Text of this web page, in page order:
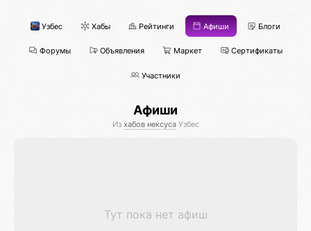
Узбес Хабы Рейтинги Афиши Блоги
Форумы Объявления Маркет Сертификаты
Участники
Афиши
Из хабов нексусаУзбес
Тут пока нет афиш